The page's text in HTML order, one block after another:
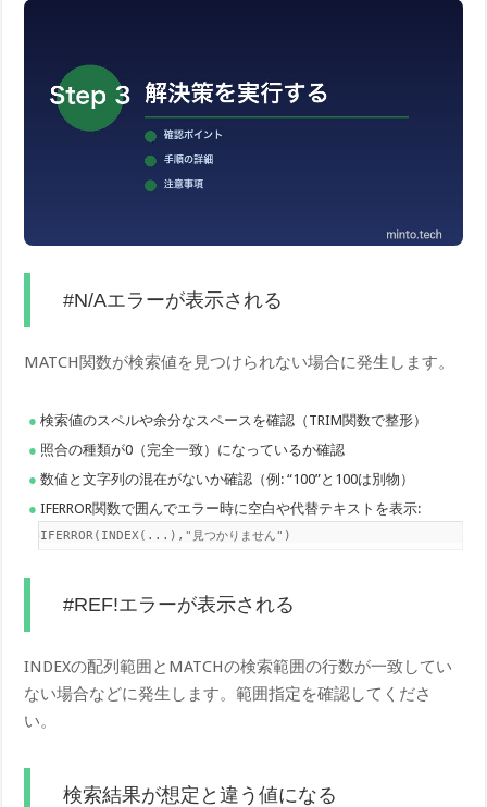
#N/Aエラーが表示される
MATCH関数が検索値を見つけられない場合に発生します。
検索値のスペルや余分なスペースを確認（TRIM関数で整形）
照合の種類が0（完全一致）になっているか確認
数値と文字列の混在がないか確認（例: “100”と100は別物）
IFERROR関数で囲んでエラー時に空白や代替テキストを表示:
=IFERROR(INDEX(...),"見つかりません")
#REF!エラーが表示される
INDEXの配列範囲とMATCHの検索範囲の行数が一致してい
ない場合などに発生します。範囲指定を確認してくださ
い。
検索結果が想定と違う値になる